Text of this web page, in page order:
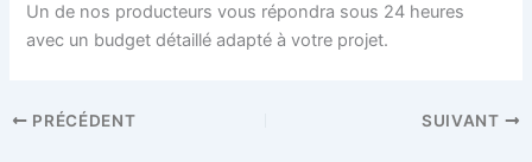
Un de nos producteurs vous répondra sous 24 heures
avec un budget détaillé adapté à votre projet.
PRÉCÉDENT SUIVANT